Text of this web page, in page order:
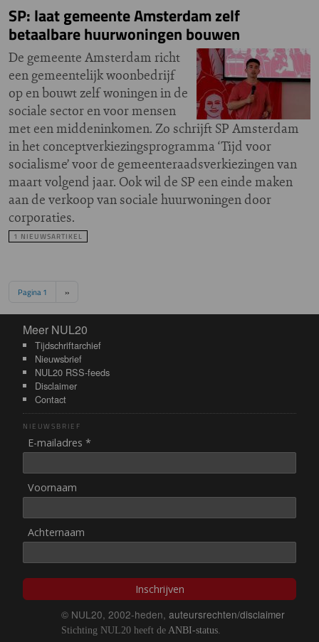
SP: laat gemeente Amsterdam zelf
betaalbare huurwoningen bouwen
De gemeente Amsterdam richt
een gemeentelijk woonbedrijf
op en bouwt zelf woningen in de
sociale sector en voor mensen
met een middeninkomen. Zo schrijft SP Amsterdam
in het conceptverkiezingsprogramma ‘Tijd voor
socialisme’ voor de gemeenteraadsverkiezingen van
maart volgend jaar. Ook wil de SP een einde maken
aan de verkoop van sociale huurwoningen door
corporaties.
1 NIEUWSARTIKEL
Paginering
Pagina 1 Volgende pagina
››
Meer NUL20
Meer NUL20
Tijdschriftarchief
Nieuwsbrief
NUL20 RSS-feeds
Disclaimer
Contact
NIEUWSBRIEF
E-mailadres *
Voornaam
Achternaam
Inschrijven
© NUL20, 2002-heden, auteursrechten/disclaimer
Stichting NUL20 heeft de ANBI-status